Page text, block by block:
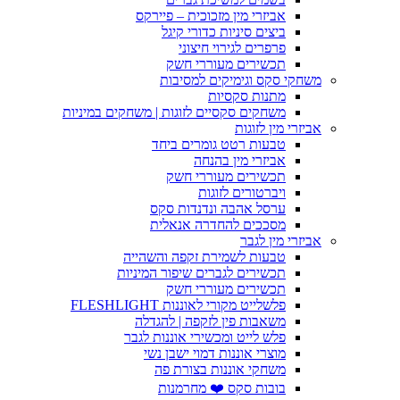
אביזרי מין מזכוכית – פיירקס
ביצים סיניות כדורי קיגל
פרפרים לגירוי חיצוני
תכשירים מעוררי חשק
משחקי סקס וגימיקים למסיבות
מתנות סקסיות
משחקים סקסיים לזוגות | משחקים במיניות
אביזרי מין לזוגות
טבעות רטט גומרים ביחד
אביזרי מין בהנחה
תכשירים מעוררי חשק
ויברטורים לזוגות
ערסל אהבה ונדנדות סקס
מסככים להחדרה אנאלית
אביזרי מין לגבר
טבעות לשמירת זקפה והשהייה
תכשירים לגברים שיפור המיניות
תכשירים מעוררי חשק
פלשלייט מקורי לאוננות FLESHLIGHT
משאבות פין לזקפה | להגדלה
פלש לייט ומכשירי אוננות לגבר
מוצרי אוננות דמוי ישבן נשי
משחקי אוננות בצורת פה
בובות סקס ❤️ מחרמנות